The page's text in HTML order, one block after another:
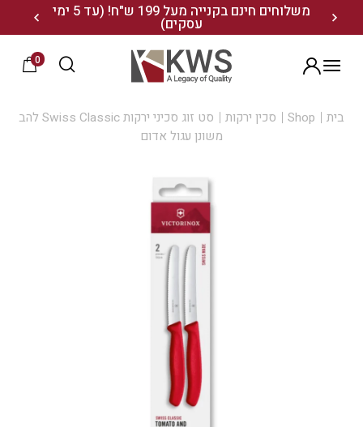
משלוחים חינם בקנייה מעל 199 ש"ח! (עד 5 ימי
עסקים) 20% הנחה על מגוון התיקים השוויצריים לחצו כאן>>
0
בית Shop סכין ירקות
סט זוג סכיני ירקות Swiss Classic להב
משונן עגול אדום